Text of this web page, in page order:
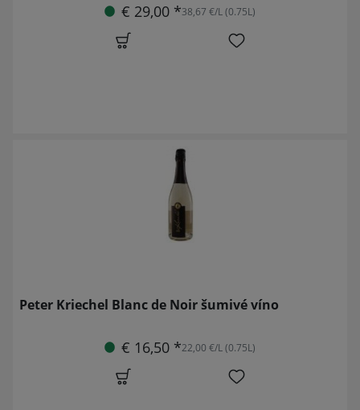
€ 29,00 *38,67 €/L (0.75L)
Peter Kriechel Blanc de Noir šumivé víno
€ 16,50 *22,00 €/L (0.75L)